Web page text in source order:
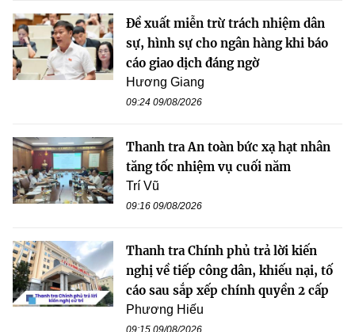
Đề xuất miễn trừ trách nhiệm dân
sự, hình sự cho ngân hàng khi báo
cáo giao dịch đáng ngờ
Hương Giang
09:24 09/08/2026
Thanh tra An toàn bức xạ hạt nhân
tăng tốc nhiệm vụ cuối năm
Trí Vũ
09:16 09/08/2026
Thanh tra Chính phủ trả lời kiến
nghị về tiếp công dân, khiếu nại, tố
cáo sau sắp xếp chính quyền 2 cấp
Phương Hiếu
09:15 09/08/2026